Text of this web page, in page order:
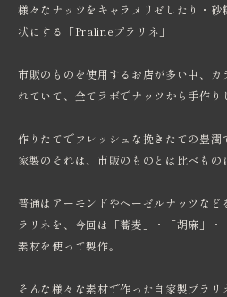
様々なナッツをキャラメリゼしたり・砂
状にする 「Pralineプラリネ」
市販のものを使用するお店が多い中、カ
れていて、全てラボでナッツから手作り
作りたてでフレッシュな挽きたての豊
家製のそれは、市販のものとは比べもの
普通はアーモンドやヘーゼルナッツな
ラリネを、今回は「蕎麦」・「胡麻」
素材を使って製作。
そんな様々な素材で作った自家製プラ